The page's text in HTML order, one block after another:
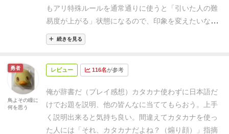
もアリ特殊ルールを通常通りに使うと「引いた人の難
易度が上がる」状態になるので、印象を変えたいなら
工夫すると使いやすくなります。
と同じで「表現力と発想力と語彙力」の総合ゲームと
す。注意点としては前作と同じく、表現力に差があり
使用することが寛容です。 どこでも誰でも楽しめるゲ
ームとして提案できる良ゲーですが、提案のタイミン
グを意識しましょう。
続きを見る
レビュー 116名が参考
俺が辞書だ（プレイ感想）
カタカナ使わずに日本語だ
けでお題を説明、他の皆んなに当ててもらおう。
上手
く説明出来ると気持ち良い。間違えてカタカナを使っ
た人には「それ、カタカナだよね？（煽り顔）」指摘
勇者
鳥よその瞳に
何を思う